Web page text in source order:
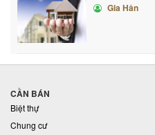
Gia Hân
CẦN BÁN
Biệt thự
Chung cư